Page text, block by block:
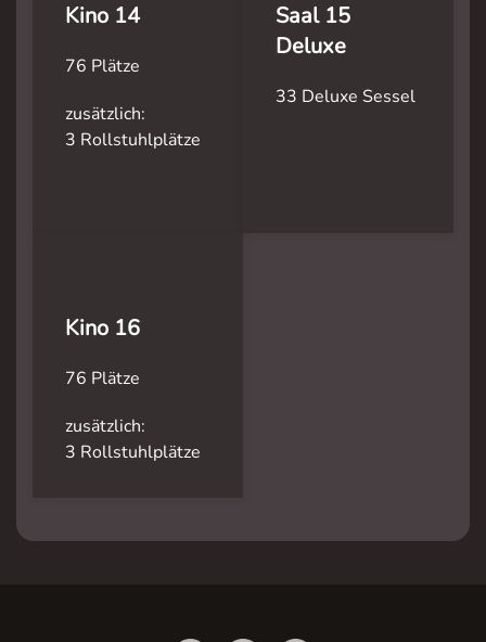
Kino 14
76 Plätze
zusätzlich:
3 Rollstuhlplätze
Saal 15
Deluxe
33 Deluxe Sessel
Kino 16
76 Plätze
zusätzlich:
3 Rollstuhlplätze